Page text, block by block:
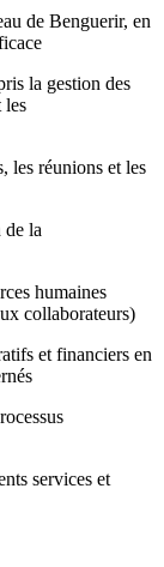
de Benguerir, en
la gestion des
les
les réunions et les
de la
humaines
collaborateurs)
et financiers en
services et